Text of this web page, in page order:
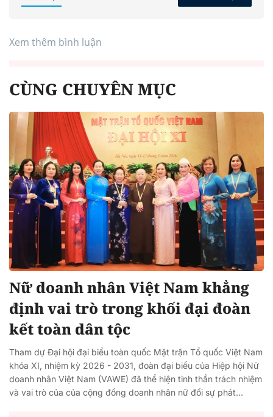
Xem thêm bình luận
CÙNG CHUYÊN MỤC
Nữ doanh nhân Việt Nam khẳng
định vai trò trong khối đại đoàn
kết toàn dân tộc
Tham dự Đại hội đại biểu toàn quốc Mặt trận Tổ quốc Việt Nam
khóa XI, nhiệm kỳ 2026 - 2031, đoàn đại biểu của Hiệp hội Nữ
doanh nhân Việt Nam (VAWE) đã thể hiện tinh thần trách nhiệm
và vai trò của của cộng đồng doanh nhân nữ đối sự phát...